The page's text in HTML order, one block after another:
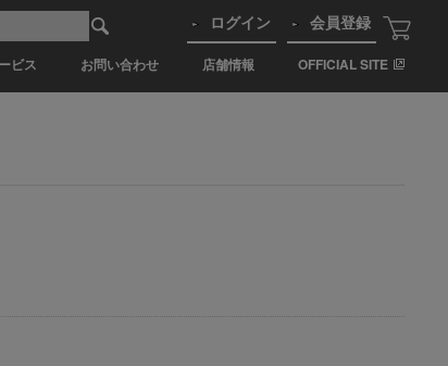
ビス お問い合わせ 店舗情報 OFFICIAL SITE
ログイン 会員登録